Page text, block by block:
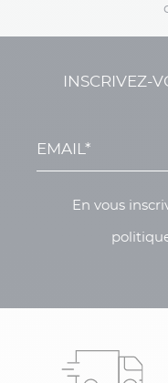
INSCRIVEZ-
En vous